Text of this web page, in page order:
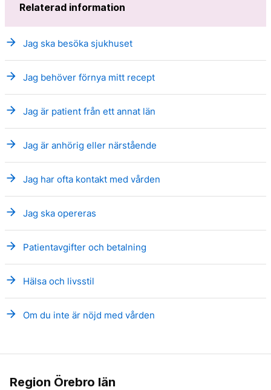
Relaterad information
arrow_forward Jag ska besöka sjukhuset
arrow_forward Jag behöver förnya mitt recept
arrow_forward Jag är patient från ett annat län
arrow_forward Jag är anhörig eller närstående
arrow_forward Jag har ofta kontakt med vården
arrow_forward Jag ska opereras
arrow_forward Patientavgifter och betalning
arrow_forward Hälsa och livsstil
arrow_forward Om du inte är nöjd med vården
Region Örebro län